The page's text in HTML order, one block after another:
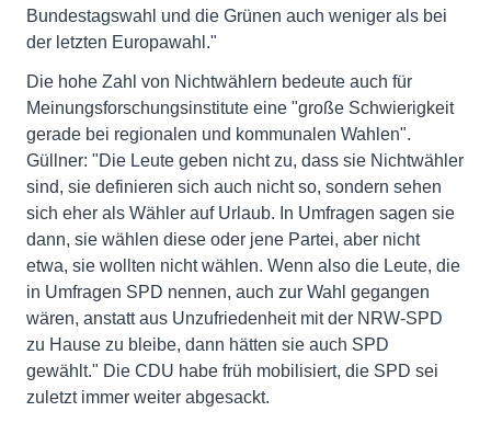
Bundestagswahl und die Grünen auch weniger als bei
der letzten Europawahl."
Die hohe Zahl von Nichtwählern bedeute auch für
Meinungsforschungsinstitute eine "große Schwierigkeit
gerade bei regionalen und kommunalen Wahlen".
Güllner: "Die Leute geben nicht zu, dass sie Nichtwähler
sind, sie definieren sich auch nicht so, sondern sehen
sich eher als Wähler auf Urlaub. In Umfragen sagen sie
dann, sie wählen diese oder jene Partei, aber nicht
etwa, sie wollten nicht wählen. Wenn also die Leute, die
in Umfragen SPD nennen, auch zur Wahl gegangen
wären, anstatt aus Unzufriedenheit mit der NRW-SPD
zu Hause zu bleibe, dann hätten sie auch SPD
gewählt." Die CDU habe früh mobilisiert, die SPD sei
zuletzt immer weiter abgesackt.